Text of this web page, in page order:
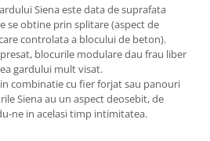
Siena este data de suprafata
se obtine prin splitare (aspect de
controlata a blocului de beton).
blocurile modulare dau frau liber
gardului mult visat.
combinatie cu fier forjat sau panouri
Siena au un aspect deosebit, de
ne in acelasi timp intimitatea.